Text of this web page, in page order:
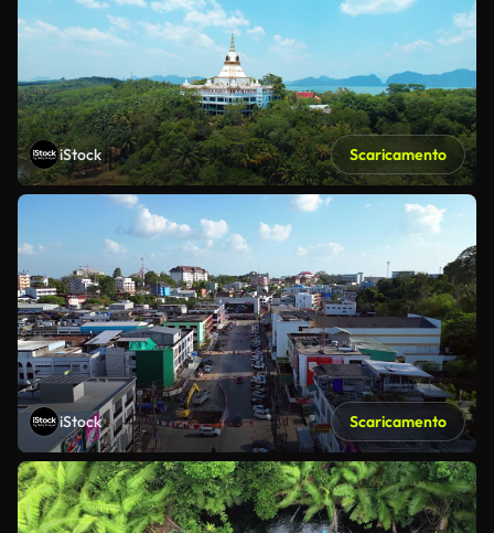
iStock Scaricamento
iStock Scaricamento